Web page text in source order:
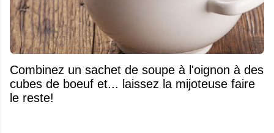
Combinez un sachet de soupe à l'oignon à des
cubes de boeuf et... laissez la mijoteuse faire
le reste!